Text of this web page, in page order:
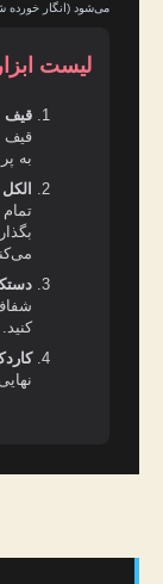
می‌شود (انگار خورده
لیست ابزار
قیف
قیف
به
الکل ۷۰ درصد (اسپری):
کنید.